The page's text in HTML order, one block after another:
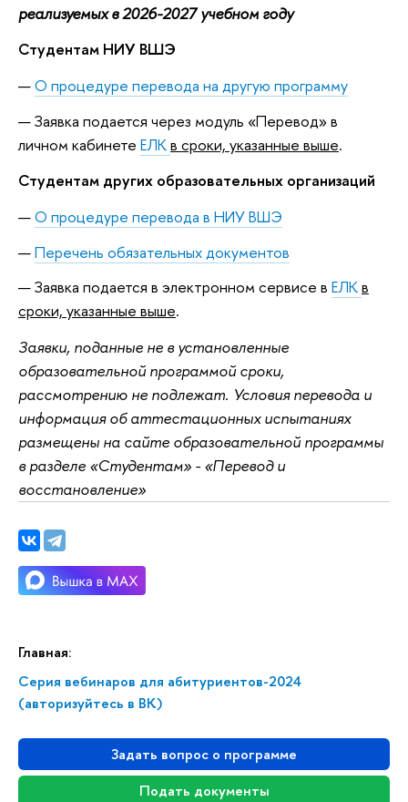
Главная:
Серия вебинаров для абитуриентов-2024
(авторизуйтесь в ВК)
Задать вопрос о программе
Подать документы
реализуемых в 2026-2027 учебном году
Студентам НИУ ВШЭ
О процедуре перевода на другую программу
Заявка подается через модуль «Перевод» в
личном кабинете ЕЛКв сроки, указанные выше.
Студентам других образовательных организаций
О процедуре перевода в НИУ ВШЭ
Перечень обязательных документов
Заявка подается в электронном сервисе в ЕЛКв
сроки, указанные выше.
Заявки, поданные не в установленные
образовательной программой сроки,
рассмотрению не подлежат. Условия перевода и
информация об аттестационных испытаниях
размещены на сайте образовательной программы
в разделе «Студентам» - «Перевод и
восстановление»